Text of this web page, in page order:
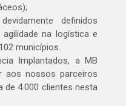
definidos
na logística e
municípios.
Implantados, a MB
aos nossos parceiros
de 4.000 clientes nesta